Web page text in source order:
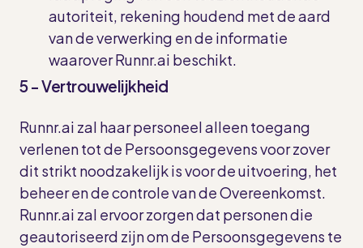
autoriteit, rekening houdend met de aard
van de verwerking en de informatie
waarover Runnr.ai beschikt.
5 - Vertrouwelijkheid
Runnr.ai zal haar personeel alleen toegang
verlenen tot de Persoonsgegevens voor zover
dit strikt noodzakelijk is voor de uitvoering, het
beheer en de controle van de Overeenkomst.
Runnr.ai zal ervoor zorgen dat personen die
geautoriseerd zijn om de Persoonsgegevens te